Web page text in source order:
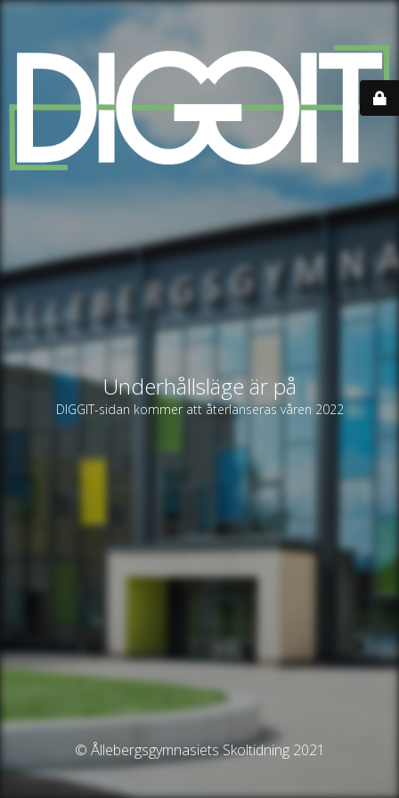
Underhållsläge är på
DIGGIT-sidan kommer att återlanseras våren 2022
© Ållebergsgymnasiets Skoltidning 2021